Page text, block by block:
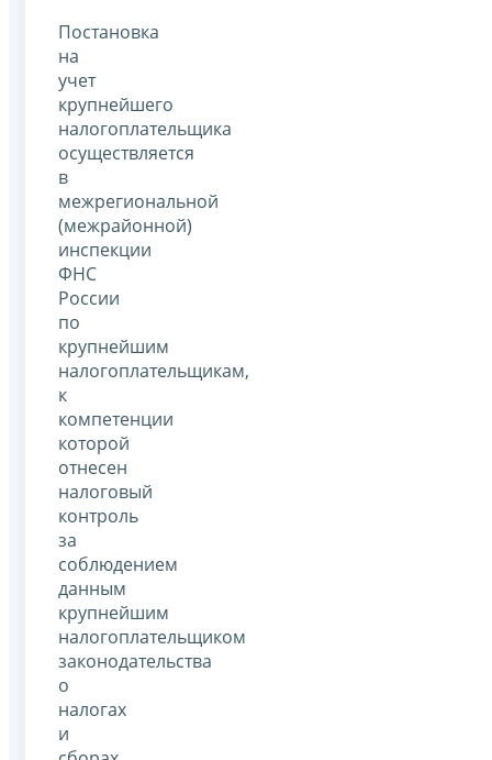
Постановка
на
учет
крупнейшего
налогоплательщика
осуществляется
в
межрегиональной
(межрайонной)
инспекции
ФНС
России
по
крупнейшим
налогоплательщикам,
к
компетенции
которой
отнесен
налоговый
контроль
за
соблюдением
данным
крупнейшим
налогоплательщиком
законодательства
о
налогах
и